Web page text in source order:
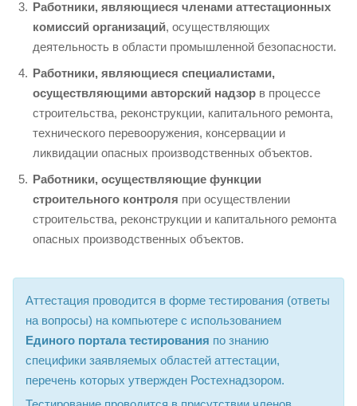
Работники, являющиеся членами аттестационных
комиссий организаций, осуществляющих
деятельность в области промышленной безопасности.
Работники, являющиеся специалистами,
осуществляющими авторский надзор в процессе
строительства, реконструкции, капитального ремонта,
технического перевооружения, консервации и
ликвидации опасных производственных объектов.
Работники, осуществляющие функции
строительного контроля при осуществлении
строительства, реконструкции и капитального ремонта
опасных производственных объектов.
Аттестация проводится в форме тестирования (ответы
на вопросы) на компьютере с использованием
Единого портала тестирования по знанию
специфики заявляемых областей аттестации,
перечень которых утвержден Ростехнадзором.